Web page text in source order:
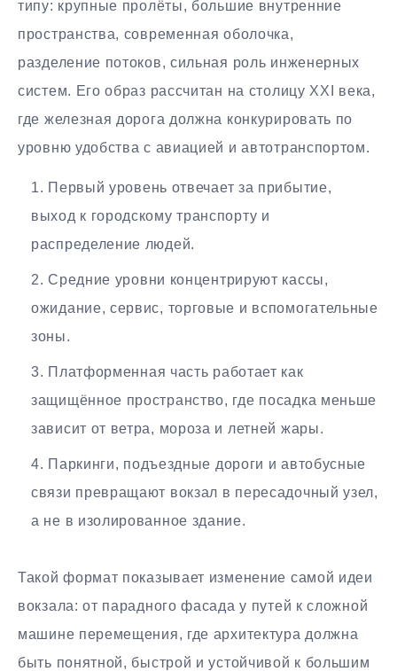
типу: крупные пролёты, большие внутренние
пространства, современная оболочка,
разделение потоков, сильная роль инженерных
систем. Его образ рассчитан на столицу XXI века,
где железная дорога должна конкурировать по
уровню удобства с авиацией и автотранспортом.
Первый уровень отвечает за прибытие,
выход к городскому транспорту и
распределение людей.
Средние уровни концентрируют кассы,
ожидание, сервис, торговые и вспомогательные
зоны.
Платформенная часть работает как
защищённое пространство, где посадка меньше
зависит от ветра, мороза и летней жары.
Паркинги, подъездные дороги и автобусные
связи превращают вокзал в пересадочный узел,
а не в изолированное здание.
Такой формат показывает изменение самой идеи
вокзала: от парадного фасада у путей к сложной
машине перемещения, где архитектура должна
быть понятной, быстрой и устойчивой к большим